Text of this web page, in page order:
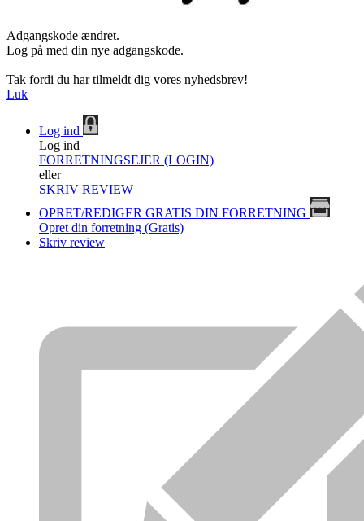
Adgangskode ændret.
Log på med din nye adgangskode.
Tak fordi du har tilmeldt dig vores nyhedsbrev!
Luk
Log ind
Log ind
FORRETNINGSEJER (LOGIN)
eller
SKRIV REVIEW
OPRET/REDIGER GRATIS DIN FORRETNING
Opret din forretning (Gratis)
Skriv review